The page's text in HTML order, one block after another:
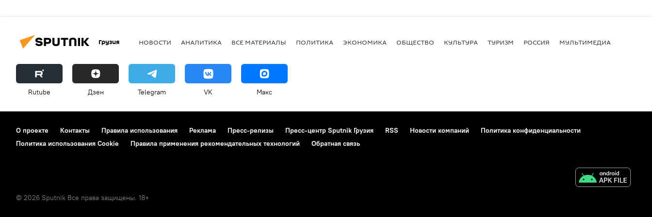
Грузия НОВОСТИ АНАЛИТИКА ВСЕ МАТЕРИАЛЫ ПОЛИТИКА ЭКОНОМИКА ОБЩЕСТВО КУЛЬТУРА ТУРИЗМ РОССИЯ МУЛЬТИМЕДИА
Rutube Дзен Telegram VK Макс
О проекте Контакты Правила использования Реклама Пресс-релизы Пресс-центр Sputnik Грузия RSS Новости компаний
Политика конфиденциальности
Политика использования Cookie
Правила применения рекомендательных технологий Обратная связь
© 2026 Sputnik Все права защищены. 18+